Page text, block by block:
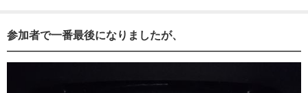
参加者で一番最後になりましたが、